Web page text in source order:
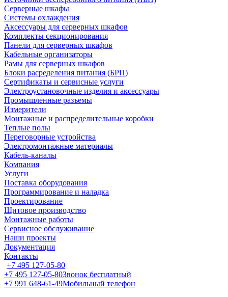
Серверные шкафы
Системы охлаждения
Аксессуары для серверных шкафов
Комплекты секционирования
Панели для серверных шкафов
Кабельные организаторы
Рамы для серверных шкафов
Блоки расределения питания (БРП)
Сертификаты и сервисные услуги
Электроустановочные изделия и аксессуары
Промышленные разъемы
Измерители
Монтажные и распределительные коробки
Теплые полы
Переговорные устройства
Электромонтажные материалы
Кабель-каналы
Компания
Услуги
Поставка оборудования
Программирование и наладка
Проектирование
Щитовое производство
Монтажные работы
Сервисное обслуживание
Наши проекты
Документация
Контакты
+7 495 127-05-80
+7 495 127-05-80Звонок бесплатный
+7 991 648-61-49Мобильный телефон